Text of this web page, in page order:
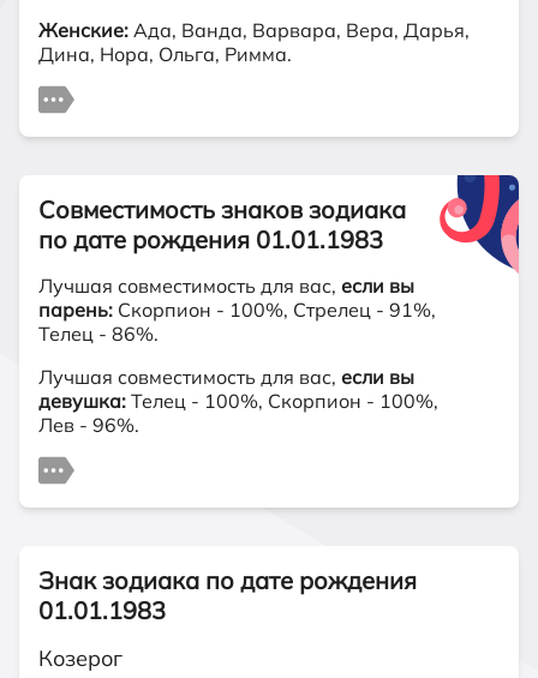
Женские: Ада, Ванда, Варвара, Вера, Дарья,
Дина, Нора, Ольга, Римма.
Совместимость знаков зодиака
по дате рождения 01.01.1983
Лучшая совместимость для вас, если вы
парень: Скорпион - 100%, Стрелец - 91%,
Телец - 86%.
Лучшая совместимость для вас, если вы
девушка: Телец - 100%, Скорпион - 100%,
Лев - 96%.
Знак зодиака по дате рождения
01.01.1983
Козерог